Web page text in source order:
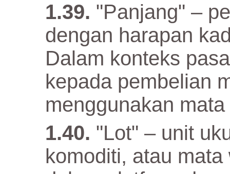
"Panjang" –
dengan harapan
Dalam konteks
kepada pembelian
menggunakan
"Lot" – unit
komoditi, atau